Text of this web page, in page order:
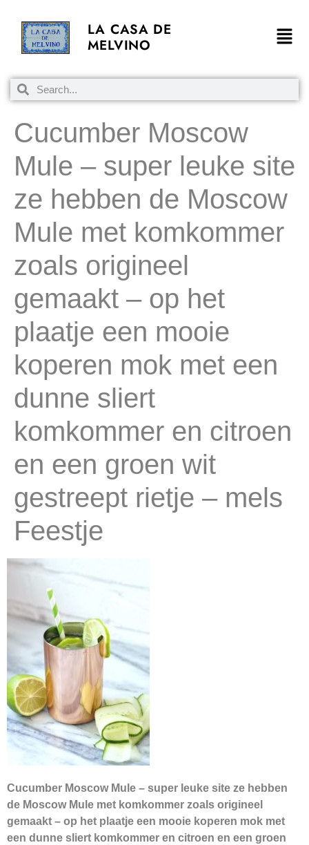
LA CASA DE
MELVINO
Cucumber Moscow
Mule – super leuke site
ze hebben de Moscow
Mule met komkommer
zoals origineel
gemaakt – op het
plaatje een mooie
koperen mok met een
dunne sliert
komkommer en citroen
en een groen wit
gestreept rietje – mels
Feestje
Cucumber Moscow Mule – super leuke site ze hebben
de Moscow Mule met komkommer zoals origineel
gemaakt – op het plaatje een mooie koperen mok met
een dunne sliert komkommer en citroen en een groen